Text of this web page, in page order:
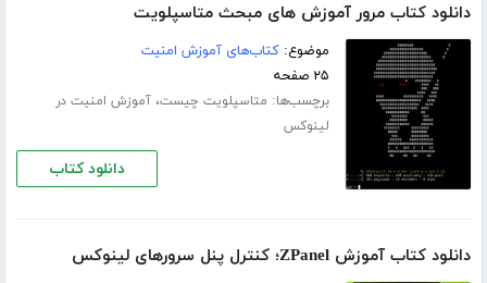
دانلود کتاب مرور آموزش های مبحث متاسپلویت
موضوع:کتاب‌های آموزش امنیت
۲۵ صفحه
برچسب‌ها: متاسپلویت چیست،آموزش امنیت در
لینوکس
دانلود کتاب
دانلود کتاب آموزش ZPanel؛ کنترل پنل سرورهای لینوکس